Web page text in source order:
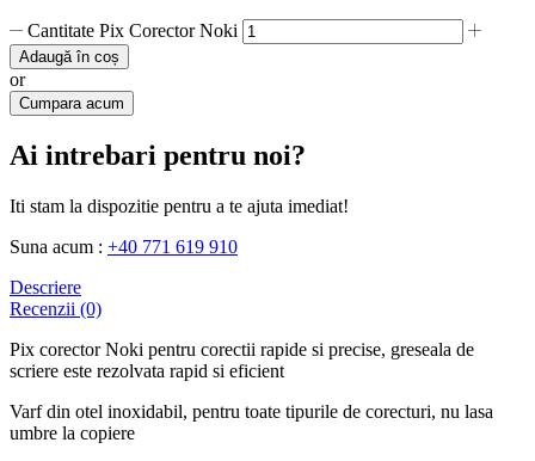
Cantitate Pix Corector Noki
Adaugă în coș
or
Cumpara acum
Ai intrebari pentru noi?
Iti stam la dispozitie pentru a te ajuta imediat!
Suna acum : +40 771 619 910
Descriere
Recenzii (0)
Pix corector Noki pentru corectii rapide si precise, greseala de
scriere este rezolvata rapid si eficient
Varf din otel inoxidabil, pentru toate tipurile de corecturi, nu lasa
umbre la copiere